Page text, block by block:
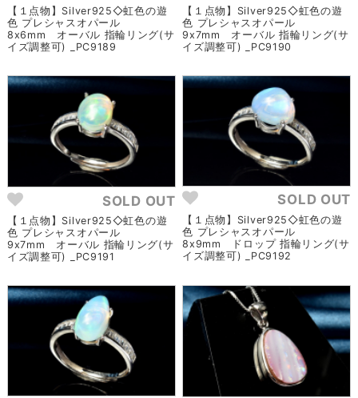
【１点物】Silver925◇虹色の遊
色 プレシャスオパール
8x6mm オーバル 指輪リング(サ
イズ調整可) _PC9189
【１点物】Silver925◇虹色の遊
色 プレシャスオパール
9x7mm オーバル 指輪リング(サ
イズ調整可) _PC9190
SOLD OUT
【１点物】Silver925◇虹色の遊
色 プレシャスオパール
9x7mm オーバル 指輪リング(サ
イズ調整可) _PC9191
SOLD OUT
【１点物】Silver925◇虹色の遊
色 プレシャスオパール
8x9mm ドロップ 指輪リング(サ
イズ調整可) _PC9192